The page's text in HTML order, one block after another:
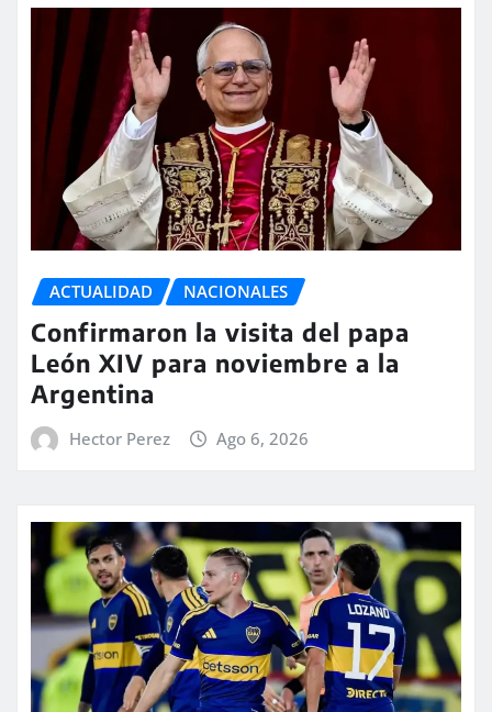
ACTUALIDAD NACIONALES
Confirmaron la visita del papa
León XIV para noviembre a la
Argentina
Hector Perez Ago 6, 2026